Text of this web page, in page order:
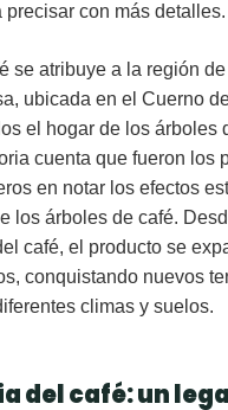
precisar con más detalles.
se atribuye a la región
ubicada en el Cuerno
el hogar de los árboles
cuenta que fueron los
en notar los efectos
los árboles de café.
café, el producto se
conquistando nuevos
climas y suelos.
del café: un